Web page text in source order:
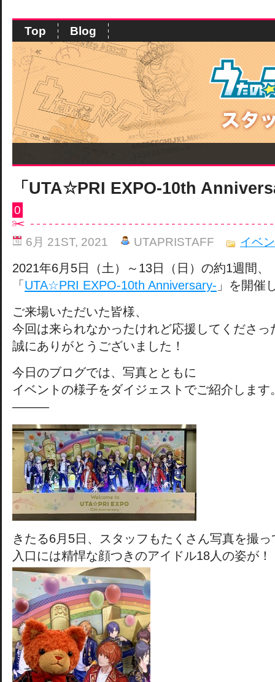
Top Blog
「UTA☆PRI EXPO-10th
0
6月 21ST, 2021 UTAPRISTAFF イベ
2021年6月5日（土）～13日（日）の約1週間、
「 UTA☆PRI EXPO-10th Anniversary- 」を開催
ご来場いただいた皆様、
今回は来られなかったけれど応援してくださっ
誠にありがとうございました！
今日のブログでは、写真とともに
イベントの様子をダイジェストでご紹介します
―――
きたる6月5日、スタッフもたくさん写真を撮
入口には精悍な顔つきのアイドル18人の姿が！